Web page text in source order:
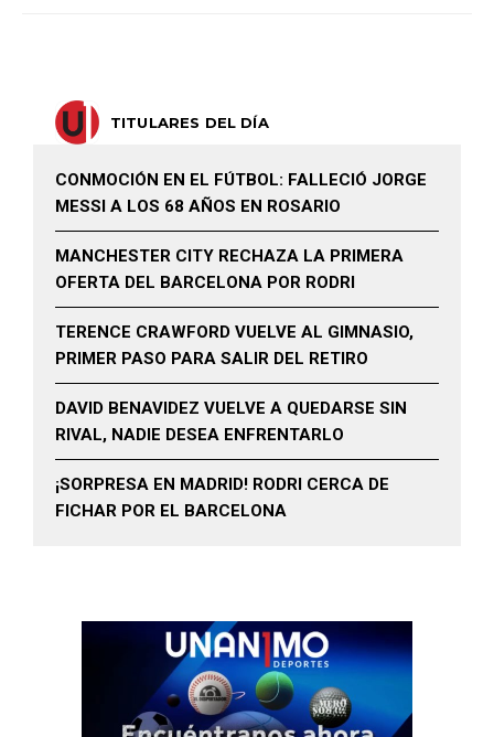
TITULARES DEL DÍA
CONMOCIÓN EN EL FÚTBOL: FALLECIÓ JORGE
MESSI A LOS 68 AÑOS EN ROSARIO
MANCHESTER CITY RECHAZA LA PRIMERA
OFERTA DEL BARCELONA POR RODRI
TERENCE CRAWFORD VUELVE AL GIMNASIO,
PRIMER PASO PARA SALIR DEL RETIRO
DAVID BENAVIDEZ VUELVE A QUEDARSE SIN
RIVAL, NADIE DESEA ENFRENTARLO
¡SORPRESA EN MADRID! RODRI CERCA DE
FICHAR POR EL BARCELONA